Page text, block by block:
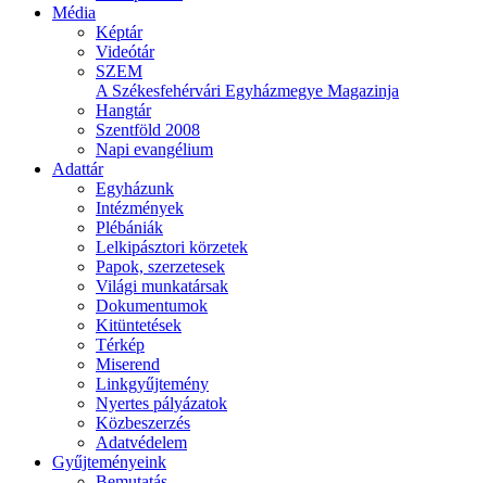
Média
Képtár
Videótár
SZEM
A Székesfehérvári Egyházmegye Magazinja
Hangtár
Szentföld 2008
Napi evangélium
Adattár
Egyházunk
Intézmények
Plébániák
Lelkipásztori körzetek
Papok, szerzetesek
Világi munkatársak
Dokumentumok
Kitüntetések
Térkép
Miserend
Linkgyűjtemény
Nyertes pályázatok
Közbeszerzés
Adatvédelem
Gyűjteményeink